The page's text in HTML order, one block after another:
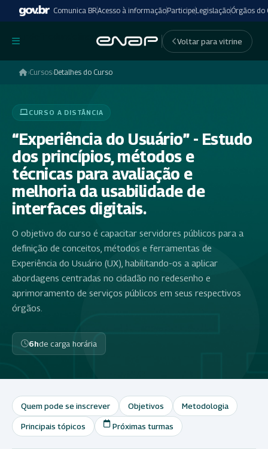
Comunica BRAcesso à informaçãoParticipeLegislaçãoÓrgãos do
Voltar para vitrine
›Cursos›Detalhes do Curso
CURSO A DISTÂNCIA
“Experiência do Usuário” - Estudo
dos princípios, métodos e
técnicas para avaliação e
melhoria da usabilidade de
interfaces digitais.
O objetivo do curso é capacitar servidores públicos para a
definição de conceitos, métodos e ferramentas de
Experiência do Usuário (UX), habilitando-os a aplicar
abordagens centradas no cidadão no redesenho e
aprimoramento de serviços públicos em seus respectivos
órgãos.
6hde carga horária
Quem pode se inscrever Objetivos Metodologia
Principais tópicos Próximas turmas